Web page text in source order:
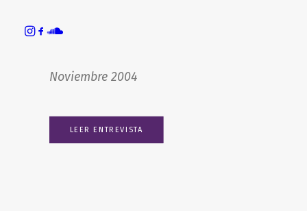
Cervantes Magazine nº17
Noviembre 2004
LEER ENTREVISTA